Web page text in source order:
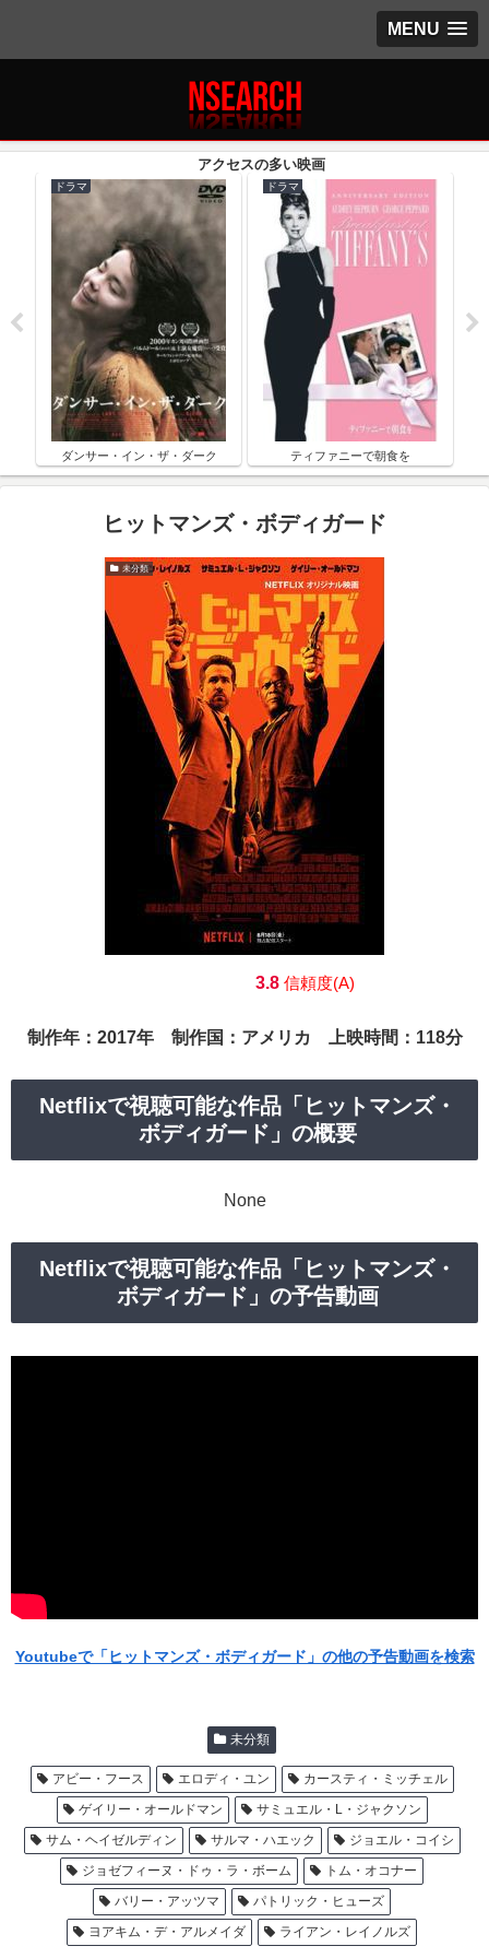
MENU
ドラマ
ダンサー・イン・ザ・ダーク
ドラマ
ティファニーで朝食を
ヒットマンズ・ボディガード
未分類
3.8信頼度(A)
制作年：2017年 制作国：アメリカ 上映時間：118分
Netflixで視聴可能な作品「ヒットマンズ・
ボディガード」の概要
None
Netflixで視聴可能な作品「ヒットマンズ・
ボディガード」の予告動画
Youtubeで「ヒットマンズ・ボディガード」の他の予告動画を検索
未分類
アビー・フース エロディ・ユン
カースティ・ミッチェル
ゲイリー・オールドマン
サミュエル・L・ジャクソン
サム・ヘイゼルディン
サルマ・ハエック
ジョエル・コイシ
ジョゼフィーヌ・ドゥ・ラ・ボーム
トム・オコナー
バリー・アッツマ
パトリック・ヒューズ
ヨアキム・デ・アルメイダ
ライアン・レイノルズ